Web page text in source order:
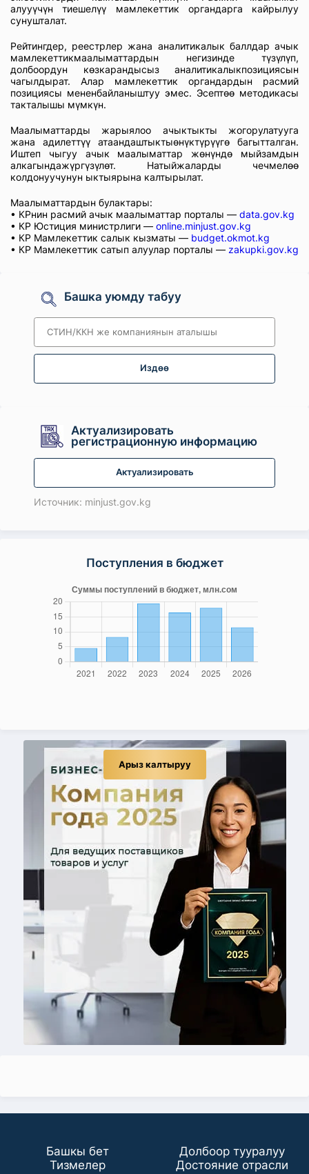
алууүчүн тиешелүү мамлекеттик органдарга кайрылуу
сунушталат.
Рейтингдер, реестрлер жана аналитикалык баллдар ачык
мамлекеттикмаалыматтардын негизинде түзүлүп,
долбоордун көзкарандысыз аналитикалыкпозициясын
чагылдырат. Алар мамлекеттик органдардын расмий
позициясы мененбайланыштуу эмес. Эсептөө методикасы
такталышы мүмкүн.
Маалыматтарды жарыялоо ачыктыкты жогорулатууга
жана адилеттүү атаандаштыктыөнүктүрүүгө багытталган.
Иштеп чыгуу ачык маалыматтар жөнүндө мыйзамдын
алкагындажүргүзүлөт. Натыйжаларды чечмелөө
колдонуучунун ыктыярына калтырылат.
Маалыматтардын булактары:
• КРнин расмий ачык маалыматтар порталы — data.gov.kg
• КР Юстиция министрлиги — online.minjust.gov.kg
• КР Мамлекеттик салык кызматы — budget.okmot.kg
• КР Мамлекеттик сатып алуулар порталы — zakupki.gov.kg
Башка уюмду табуу
Издөө
Актуализировать
регистрационную информацию
Актуализировать
Источник: minjust.gov.kg
Поступления в бюджет
Арыз калтыруу
Башкы бет
Долбоор тууралуу
Тизмелер
Достояние отрасли